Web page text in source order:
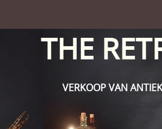
THE
VERKOOP VAN